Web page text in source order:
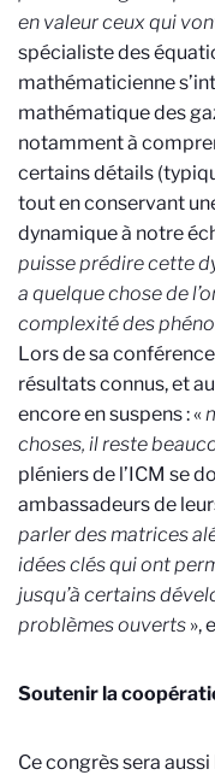
en valeur ceux qui
spécialiste des
mathématicienne
mathématique des
notamment à
certains détails
tout en conservant
dynamique à notre
puisse prédire cette
a quelque chose de
complexité des
Lors de sa
résultats connus, et
encore en suspens : «
choses, il reste
pléniers de l’ICM se
ambassadeurs de
parler des matrices
idées clés qui ont
jusqu’à certains
problèmes ouverts »,
Soutenir la
Ce congrès sera